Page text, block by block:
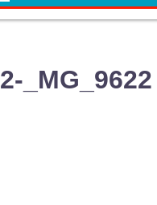
_MG_9622